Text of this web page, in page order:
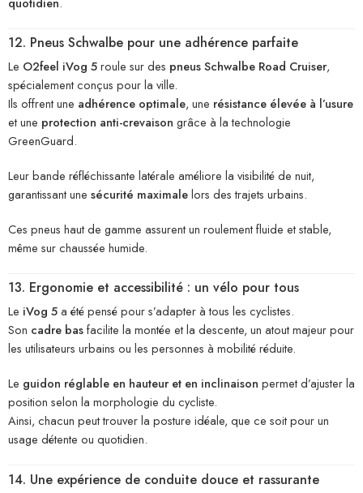
12. Pneus Schwalbe pour une adhérence parfaite
Le O2feel iVog 5roule sur des pneus Schwalbe Road Cruiser,
spécialement conçus pour la ville.
Ils offrent une adhérence optimale, une résistance élevée à l’usure
et une protection anti-crevaison grâce à la technologie
GreenGuard.
Leur bande réfléchissante latérale améliore la visibilité de nuit,
garantissant une sécurité maximalelors des trajets urbains.
Ces pneus haut de gamme assurent un roulement fluide et stable,
même sur chaussée humide.
13. Ergonomie et accessibilité : un vélo pour tous
Le iVog 5a été pensé pour s’adapter à tous les cyclistes.
Son cadre basfacilite la montée et la descente, un atout majeur pour
les utilisateurs urbains ou les personnes à mobilité réduite.
Le guidon réglable en hauteur et en inclinaison permet d’ajuster la
position selon la morphologie du cycliste.
Ainsi, chacun peut trouver la posture idéale, que ce soit pour un
usage détente ou quotidien.
14. Une expérience de conduite douce et rassurante